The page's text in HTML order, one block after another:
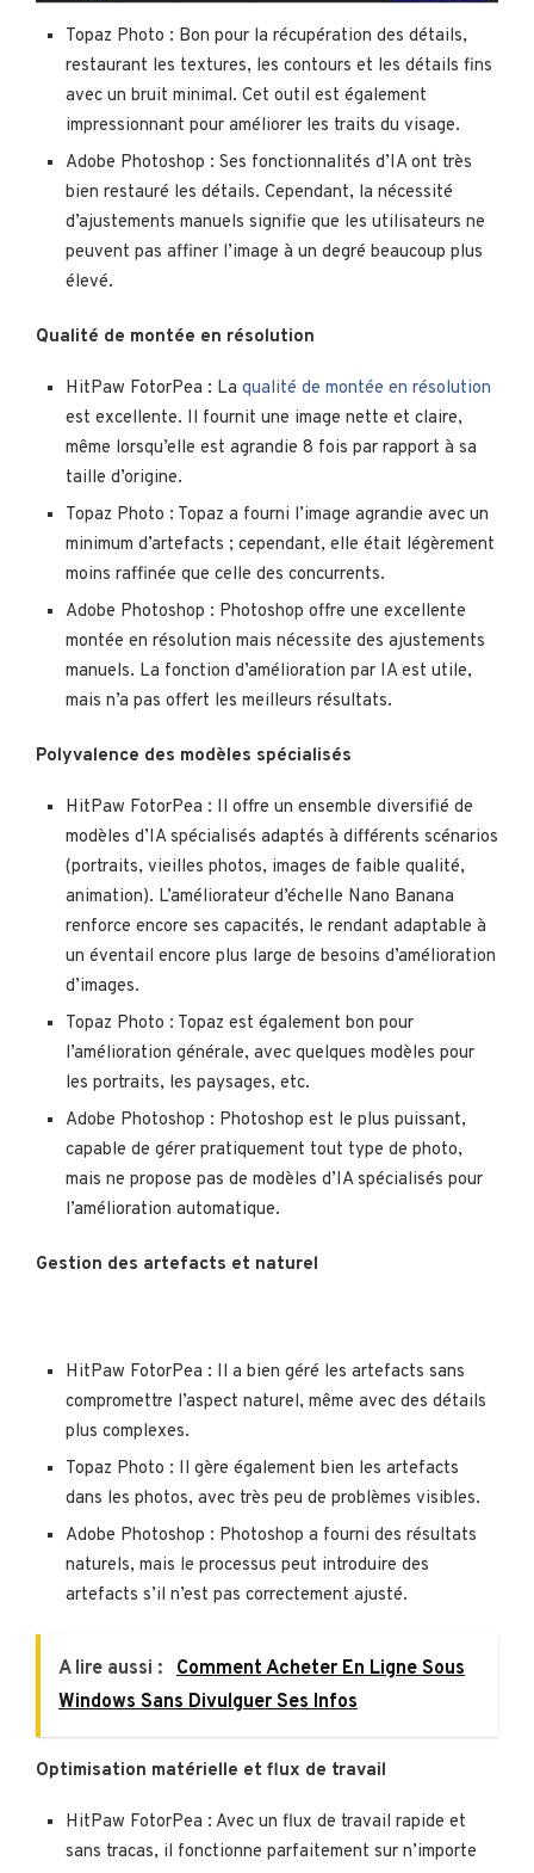
Topaz Photo : Bon pour la récupération des détails,
restaurant les textures, les contours et les détails fins
avec un bruit minimal. Cet outil est également
impressionnant pour améliorer les traits du visage.
Adobe Photoshop : Ses fonctionnalités d’IA ont très
bien restauré les détails. Cependant, la nécessité
d’ajustements manuels signifie que les utilisateurs ne
peuvent pas affiner l’image à un degré beaucoup plus
élevé.
Qualité de montée en résolution
HitPaw FotorPea : La qualité de montée en résolution
est excellente. Il fournit une image nette et claire,
même lorsqu’elle est agrandie 8 fois par rapport à sa
taille d’origine.
Topaz Photo : Topaz a fourni l’image agrandie avec un
minimum d’artefacts ; cependant, elle était légèrement
moins raffinée que celle des concurrents.
Adobe Photoshop : Photoshop offre une excellente
montée en résolution mais nécessite des ajustements
manuels. La fonction d’amélioration par IA est utile,
mais n’a pas offert les meilleurs résultats.
Polyvalence des modèles spécialisés
HitPaw FotorPea : Il offre un ensemble diversifié de
modèles d’IA spécialisés adaptés à différents scénarios
(portraits, vieilles photos, images de faible qualité,
animation). L’améliorateur d’échelle Nano Banana
renforce encore ses capacités, le rendant adaptable à
un éventail encore plus large de besoins d’amélioration
d’images.
Topaz Photo : Topaz est également bon pour
l’amélioration générale, avec quelques modèles pour
les portraits, les paysages, etc.
Adobe Photoshop : Photoshop est le plus puissant,
capable de gérer pratiquement tout type de photo,
mais ne propose pas de modèles d’IA spécialisés pour
l’amélioration automatique.
Gestion des artefacts et naturel
HitPaw FotorPea : Il a bien géré les artefacts sans
compromettre l’aspect naturel, même avec des détails
plus complexes.
Topaz Photo : Il gère également bien les artefacts
dans les photos, avec très peu de problèmes visibles.
Adobe Photoshop : Photoshop a fourni des résultats
naturels, mais le processus peut introduire des
artefacts s’il n’est pas correctement ajusté.
A lire aussi : Comment Acheter En Ligne Sous
Windows Sans Divulguer Ses Infos
Optimisation matérielle et flux de travail
HitPaw FotorPea : Avec un flux de travail rapide et
sans tracas, il fonctionne parfaitement sur n’importe